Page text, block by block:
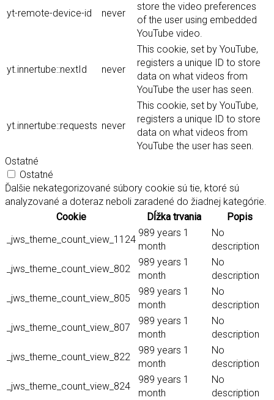
yt-remote-device-id never
store the video preferences
of the user using embedded
YouTube video.
yt.innertube::nextId never
This cookie, set by YouTube,
registers a unique ID to store
data on what videos from
YouTube the user has seen.
yt.innertube::requests never
This cookie, set by YouTube,
registers a unique ID to store
data on what videos from
YouTube the user has seen.
Ostatné
Ostatné
Ďalšie nekategorizované súbory cookie sú tie, ktoré sú
analyzované a doteraz neboli zaradené do žiadnej kategórie.
Cookie
Dĺžka trvania
Popis
_jws_theme_count_view_1124
989 years 1
month
No
description
_jws_theme_count_view_802
989 years 1
month
No
description
_jws_theme_count_view_805
989 years 1
month
No
description
_jws_theme_count_view_807
989 years 1
month
No
description
_jws_theme_count_view_822
989 years 1
month
No
description
_jws_theme_count_view_824
989 years 1
month
No
description